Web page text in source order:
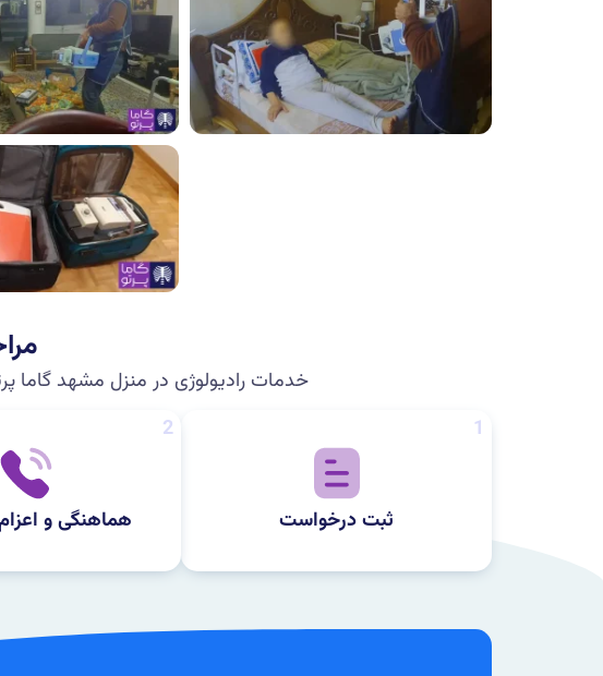
خدمات رادیولوژی در منزل مشهد گاما
1
ثبت درخواست هماهنگی و
2